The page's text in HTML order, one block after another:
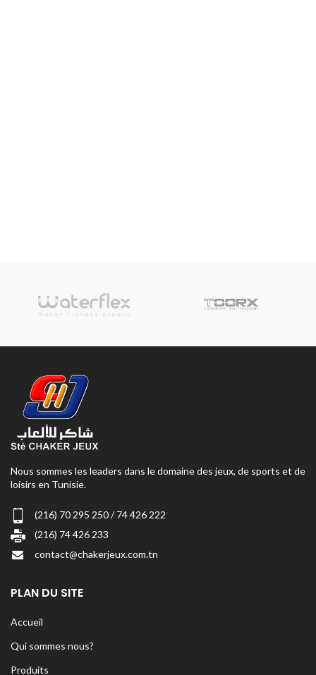
Nous sommes les leaders dans le domaine des jeux, de sports et de
loisirs en Tunisie.
(216) 70 295 250 / 74 426 222
(216) 74 426 233
contact@chakerjeux.com.tn
PLAN DU SITE
Accueil
Qui sommes nous?
Produits